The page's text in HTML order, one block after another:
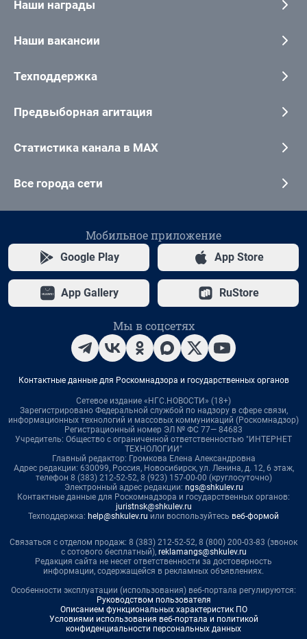
Наши награды
Наши вакансии
Техподдержка
Предвыборная агитация
Статистика канала в MAX
Все города сети
Мобильное приложение
Google Play App Store
App Gallery RuStore
Мы в соцсетях
Контактные данные для Роскомнадзора и государственных органов
Сетевое издание «НГС.НОВОСТИ» (18+)
Зарегистрировано Федеральной службой по надзору в сфере связи,
информационных технологий и массовых коммуникаций (Роскомнадзор)
Регистрационный номер ЭЛ № ФС 77— 84683
Учредитель: Общество с ограниченной ответственностью "ИНТЕРНЕТ
ТЕХНОЛОГИИ"
Главный редактор: Громкова Елена Александровна
Адрес редакции: 630099, Россия, Новосибирск, ул. Ленина, д. 12, 6 этаж,
телефон 8 (383) 212-52-52, 8 (923) 157-00-00 (круглосуточно)
Электронный адрес редакции: ngs@shkulev.ru
Контактные данные для Роскомнадзора и государственных органов:
juristnsk@shkulev.ru
Техподдержка: help@shkulev.ru или воспользуйтесь веб-формой
Связаться с отделом продаж: 8 (383) 212-52-52, 8 (800) 200-03-83 (звонок
с сотового бесплатный), reklamangs@shkulev.ru
Редакция сайта не несет ответственности за достоверность
информации, содержащейся в рекламных объявлениях.
Особенности эксплуатации (использования) веб-портала регулируются:
Руководством пользователя
Описанием функциональных характеристик ПО
Условиями использования веб-портала и политикой
конфиденциальности персональных данных